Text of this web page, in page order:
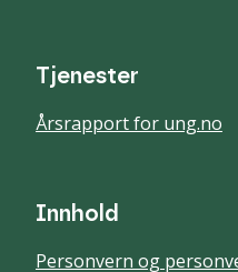
Tjenester
Årsrapport for ung.no
Innhold
Personvern og